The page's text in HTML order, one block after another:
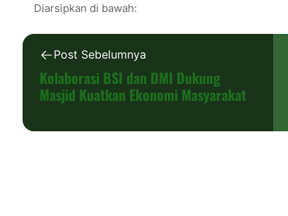
Diarsipkan di bawah:
Post Sebelumnya
Kolaborasi BSI dan DMI Dukung
Masjid Kuatkan Ekonomi Masyarakat